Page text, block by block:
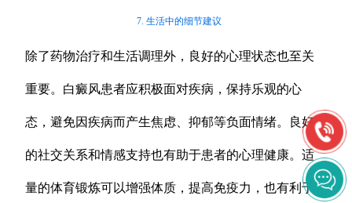
7. 生活中的细节建议
除了药物治疗和生活调理外，良好的心理状态也至关
重要。白癜风患者应积极面对疾病，保持乐观的心
态，避免因疾病而产生焦虑、抑郁等负面情绪。良好
的社交关系和情感支持也有助于患者的心理健康。适
量的体育锻炼可以增强体质，提高免疫力，也有利于